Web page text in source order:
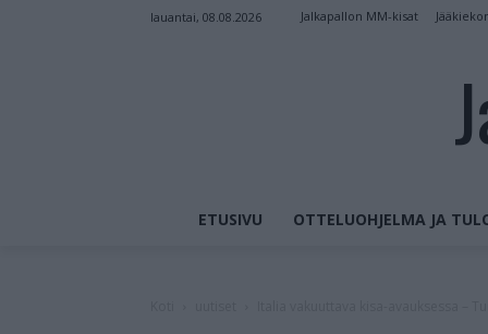
lauantai, 08.08.2026 Jalkapallon MM-kisat
ETUSIVU OTTELUOHJELMA JA